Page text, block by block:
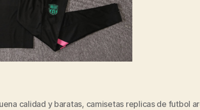
calidad y baratas, camisetas replicas de futbol